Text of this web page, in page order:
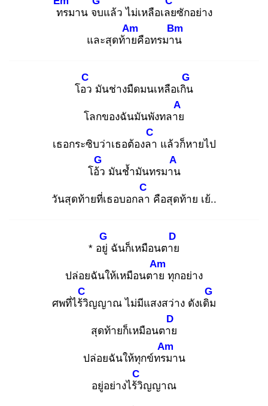
ทรมาน จบแล้ว ไม่เหลือเลยซักอย่าง
และสุดท้าย
Am
คือทรมาน
Bm
โอว
C
มันช่างมืดมนเหลือเกิน
G
โลกของฉันมันพังทลาย
A
เธอกระซิบว่าเธอต้องลา
C
แล้วก็หายไป
โอ้ว
G
มันช้ำมันทรมาน
A
วันสุดท้ายที่เธอบอกลา
C
คือสุดท้าย เย้..
* อยู่
G
ฉันก็เหมือนตาย
D
ปล่อยฉันให้เหมือนตาย
Am
ทุกอย่าง
ศพที่ไร้วิ
C
ญญาณ ไม่มีแสงสว่าง ดังเดิม
G
สุดท้ายก็เหมือนตาย
D
ปล่อยฉันให้ทุกข์ทรม
Am
าน
อยู่อย่างไร้วิ
C
ญญาณ